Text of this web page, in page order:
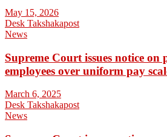
May 15, 2026
Desk Takshakapost
News
Supreme Court issues notice on
employees over uniform pay
March 6, 2025
Desk Takshakapost
News